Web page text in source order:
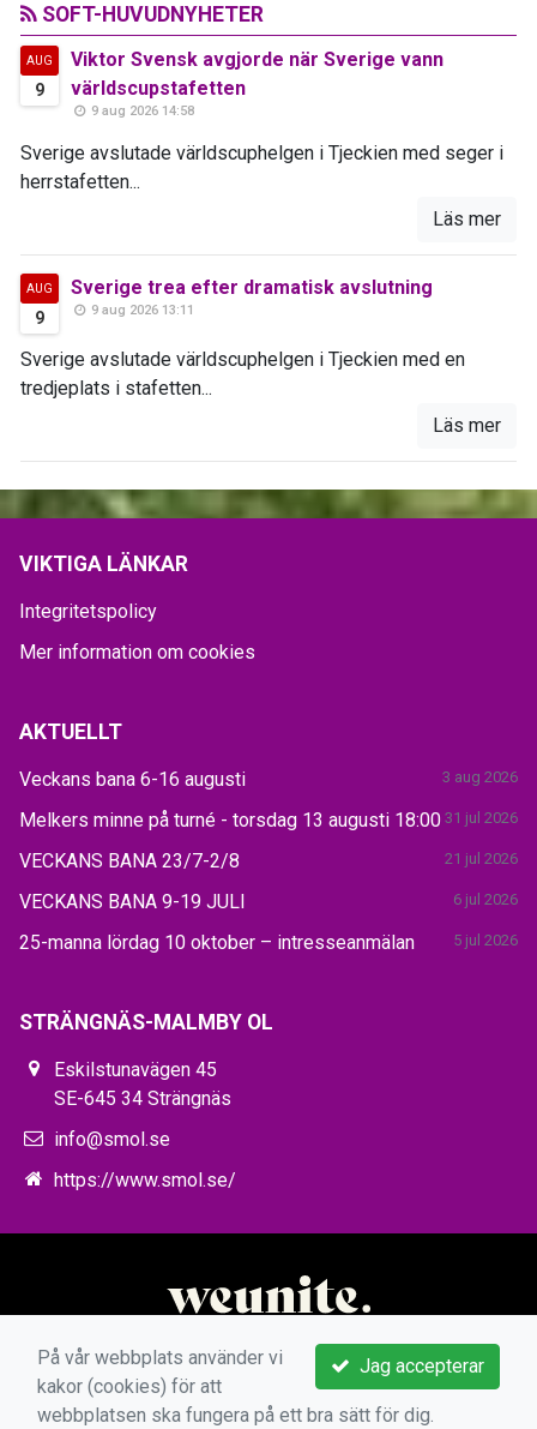
SOFT-HUVUDNYHETER
AUG
9
Viktor Svensk avgjorde när Sverige vann
världscupstafetten
9 aug 2026 14:58
Sverige avslutade världscuphelgen i Tjeckien med seger i
herrstafetten...
Läs mer
AUG
9
Sverige trea efter dramatisk avslutning
9 aug 2026 13:11
Sverige avslutade världscuphelgen i Tjeckien med en
tredjeplats i stafetten...
Läs mer
VIKTIGA LÄNKAR
Integritetspolicy
Mer information om cookies
AKTUELLT
Veckans bana 6-16 augusti 3 aug 2026
Melkers minne på turné - torsdag 13 augusti 18:00 31 jul 2026
VECKANS BANA 23/7-2/8 21 jul 2026
VECKANS BANA 9-19 JULI 6 jul 2026
25-manna lördag 10 oktober – intresseanmälan 5 jul 2026
STRÄNGNÄS-MALMBY OL
Eskilstunavägen 45
SE-645 34 Strängnäs
info@smol.se
https://www.smol.se/
Jag accepterar
På vår webbplats använder vi
kakor (cookies) för att
webbplatsen ska fungera på ett bra sätt för dig.